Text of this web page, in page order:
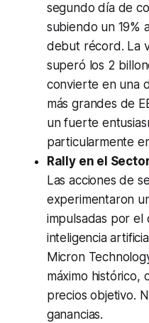
segundo día de
subiendo un 19%
debut récord. La
superó los 2
convierte en una
más grandes de
un fuerte
particularmente
Rally en el
Las acciones de
experimentaron
impulsadas por el
inteligencia
Micron
máximo histórico,
precios objetivo.
ganancias.